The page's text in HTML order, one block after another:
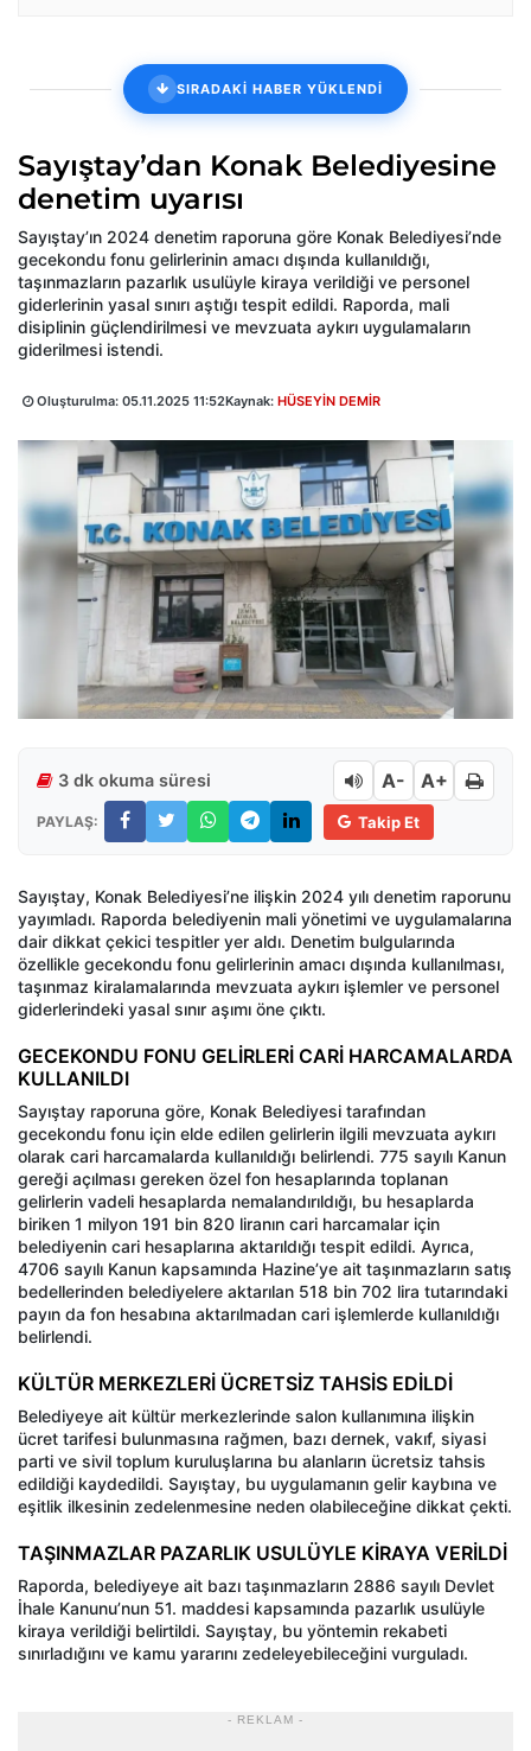
SIRADAKİ HABER YÜKLENDİ
Sayıştay’dan Konak Belediyesine
denetim uyarısı
Sayıştay’ın 2024 denetim raporuna göre Konak Belediyesi’nde
gecekondu fonu gelirlerinin amacı dışında kullanıldığı,
taşınmazların pazarlık usulüyle kiraya verildiği ve personel
giderlerinin yasal sınırı aştığı tespit edildi. Raporda, mali
disiplinin güçlendirilmesi ve mevzuata aykırı uygulamaların
giderilmesi istendi.
Oluşturulma: 05.11.2025 11:52Kaynak: HÜSEYİN DEMİR
3 dk okuma süresi A- A+
PAYLAŞ: Takip Et
Sayıştay, Konak Belediyesi’ne ilişkin 2024 yılı denetim raporunu
yayımladı. Raporda belediyenin mali yönetimi ve uygulamalarına
dair dikkat çekici tespitler yer aldı. Denetim bulgularında
özellikle gecekondu fonu gelirlerinin amacı dışında kullanılması,
taşınmaz kiralamalarında mevzuata aykırı işlemler ve personel
giderlerindeki yasal sınır aşımı öne çıktı.
GECEKONDU FONU GELİRLERİ CARİ HARCAMALARDA
KULLANILDI
Sayıştay raporuna göre, Konak Belediyesi tarafından
gecekondu fonu için elde edilen gelirlerin ilgili mevzuata aykırı
olarak cari harcamalarda kullanıldığı belirlendi. 775 sayılı Kanun
gereği açılması gereken özel fon hesaplarında toplanan
gelirlerin vadeli hesaplarda nemalandırıldığı, bu hesaplarda
biriken 1 milyon 191 bin 820 liranın cari harcamalar için
belediyenin cari hesaplarına aktarıldığı tespit edildi. Ayrıca,
4706 sayılı Kanun kapsamında Hazine’ye ait taşınmazların satış
bedellerinden belediyelere aktarılan 518 bin 702 lira tutarındaki
payın da fon hesabına aktarılmadan cari işlemlerde kullanıldığı
belirlendi.
KÜLTÜR MERKEZLERİ ÜCRETSİZ TAHSİS EDİLDİ
Belediyeye ait kültür merkezlerinde salon kullanımına ilişkin
ücret tarifesi bulunmasına rağmen, bazı dernek, vakıf, siyasi
parti ve sivil toplum kuruluşlarına bu alanların ücretsiz tahsis
edildiği kaydedildi. Sayıştay, bu uygulamanın gelir kaybına ve
eşitlik ilkesinin zedelenmesine neden olabileceğine dikkat çekti.
TAŞINMAZLAR PAZARLIK USULÜYLE KİRAYA VERİLDİ
Raporda, belediyeye ait bazı taşınmazların 2886 sayılı Devlet
İhale Kanunu’nun 51. maddesi kapsamında pazarlık usulüyle
kiraya verildiği belirtildi. Sayıştay, bu yöntemin rekabeti
sınırladığını ve kamu yararını zedeleyebileceğini vurguladı.
- REKLAM -